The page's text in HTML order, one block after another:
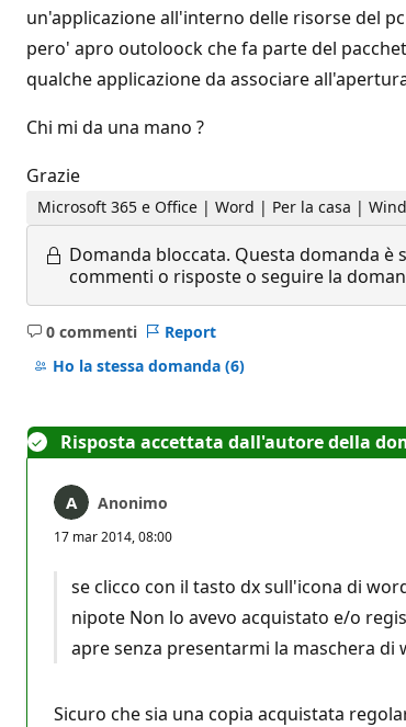
un'applicazione all'interno delle risorse del
pero' apro outoloock che fa parte del
qualche applicazione da associare
Chi mi da una mano ?
Grazie
Microsoft 365 e Office | Word | Per la casa |
Domanda bloccata. Questa domanda è
commenti o risposte o seguire la
0 commenti
Nessun
commento
Report
Ho la stessa domanda (6)
Risposta accettata dall'autore della
Anonimo
17 mar 2014, 08:00
se clicco con il tasto dx sull'icona di
nipote Non lo avevo acquistato e/o
apre senza presentarmi la maschera di
Sicuro che sia una copia acquistata